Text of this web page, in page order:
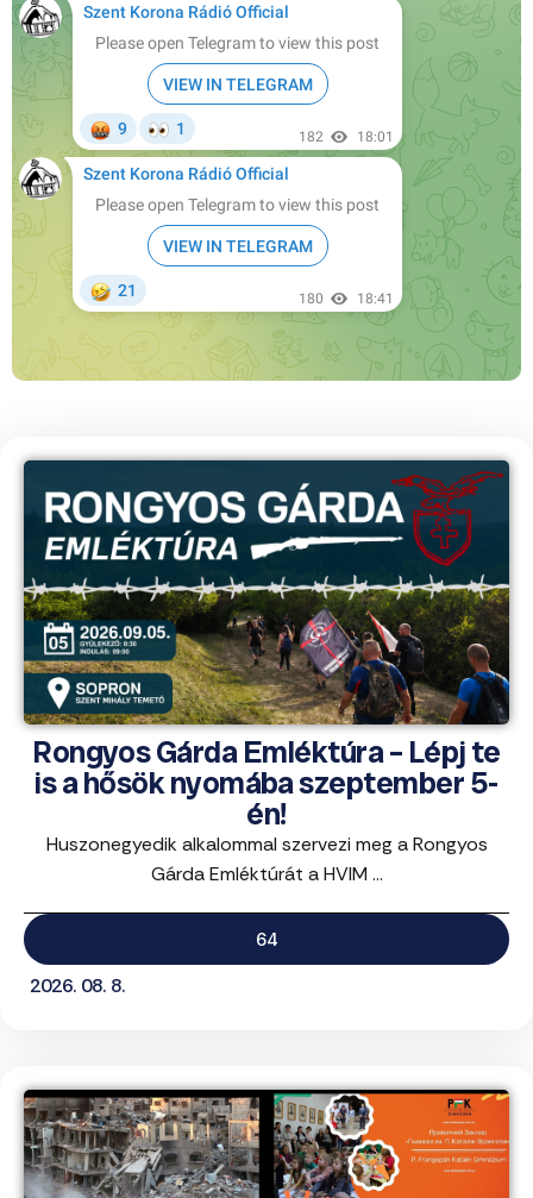
Rongyos Gárda Emléktúra – Lépj te
is a hősök nyomába szeptember 5-
én!
Huszonegyedik alkalommal szervezi meg a Rongyos
Gárda Emléktúrát a HVIM ...
64
2026. 08. 8.